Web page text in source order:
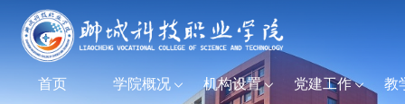
首页 学院概况 机构设置 党建工作 教